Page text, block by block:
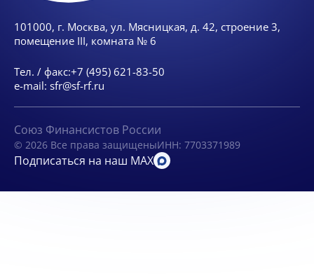
101000, г. Москва, ул. Мясницкая, д. 42, строение 3,
помещение III, комната № 6
Тел. / факс:+7 (495) 621-83-50
e-mail: sfr@sf-rf.ru
Союз Финансистов России
© 2026 Все права защищеныИНН: 7703371989
Подписаться на наш MAX